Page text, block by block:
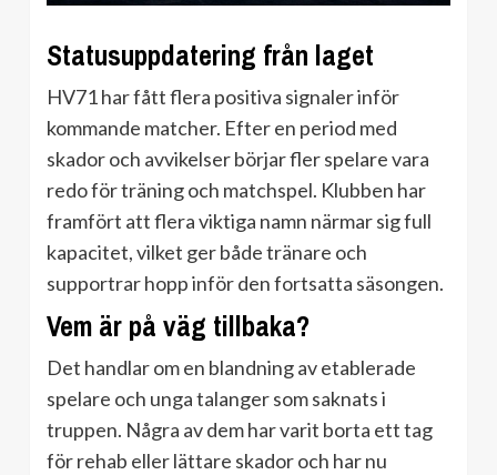
Statusuppdatering från laget
HV71 har fått flera positiva signaler inför
kommande matcher. Efter en period med
skador och avvikelser börjar fler spelare vara
redo för träning och matchspel. Klubben har
framfört att flera viktiga namn närmar sig full
kapacitet, vilket ger både tränare och
supportrar hopp inför den fortsatta säsongen.
Vem är på väg tillbaka?
Det handlar om en blandning av etablerade
spelare och unga talanger som saknats i
truppen. Några av dem har varit borta ett tag
för rehab eller lättare skador och har nu